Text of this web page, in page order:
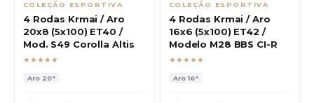
COLEÇÃO ESPORTIVA
4 Rodas Krmai / Aro
20x8 (5x100) ET40 /
Mod. S49 Corolla Altis
★★★★★
Aro 20"
COLEÇÃO ESPORTIVA
4 Rodas Krmai / Aro
16x6 (5x100) ET42 /
Modelo M28 BBS CI-R
★★★★★
Aro16"